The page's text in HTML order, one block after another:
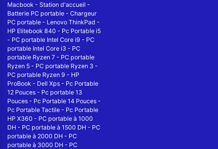
Macbook - Station d'accueil -
Batterie PC portable - Chargeur
PC portable - Lenovo ThinkPad -
HP Elitebook 840 - Pc Portable i5
- PC portable Intel Core i9 - PC
portable Intel Core i3 - PC
portable Ryzen 7 - PC portable
Ryzen 5 - PC portable Ryzen 3 -
PC portable Ryzen 9 - HP
ProBook - Dell Xps - Pc Portable
12 Pouces - Pc portable 13
Pouces - Pc Portable 14 Pouces -
Pc Portable Tactile - Pc Portable
HP X360 - PC portable à 1000
DH - PC portable à 1500 DH - PC
portable à 2000 DH - PC
portable à 3000 DH - PC